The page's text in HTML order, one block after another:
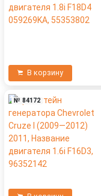
В корзину
№ 84172